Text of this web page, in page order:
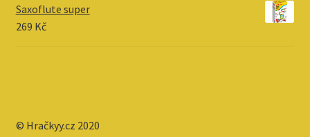
Saxoflute super
269 Kč
© Hračkyy.cz 2020